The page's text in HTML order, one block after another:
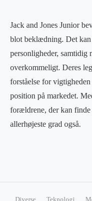
Jack and Jones Junior
blot beklædning. Det
personligheder, samtidig
overkommeligt. Deres
forståelse for
position på markedet.
forældrene, der kan finde
allerhøjeste grad også.
Diverse Teknologi